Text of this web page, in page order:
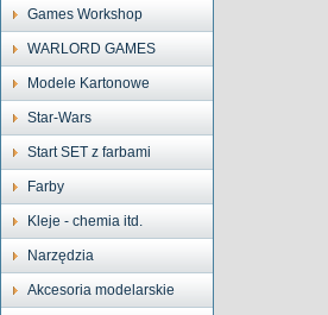
Games Workshop
WARLORD GAMES
Modele Kartonowe
Star-Wars
Start SET z farbami
Farby
Kleje - chemia itd.
Narzędzia
Akcesoria modelarskie